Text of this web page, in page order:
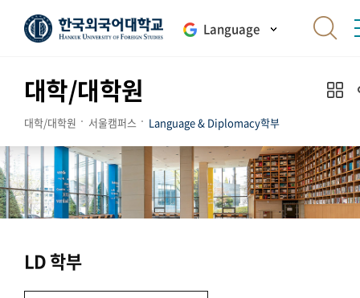
Language
대학/대학원
대학/대학원 서울캠퍼스 Language & Diplomacy학부
LD 학부